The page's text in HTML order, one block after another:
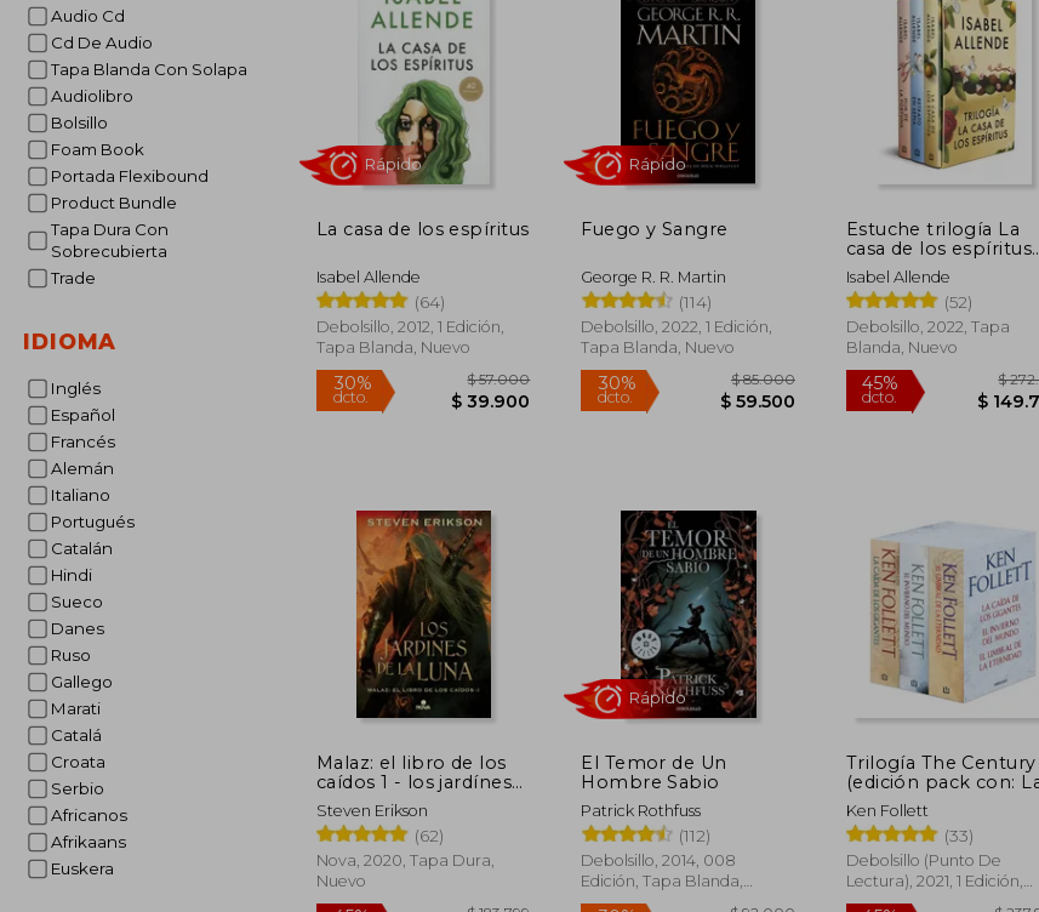
Audio Cd
Cd De Audio
Tapa Blanda Con Solapa
Audiolibro
Bolsillo
Foam Book
Portada Flexibound
Product Bundle
Tapa Dura Con
Sobrecubierta
Trade
IDIOMA
Inglés
Español
Francés
Alemán
Italiano
Portugués
Catalán
Hindi
Sueco
Danes
Ruso
Gallego
Marati
Catalá
Croata
Serbio
Africanos
Afrikaans
Euskera
La casa de los espíritus
Isabel Allende
(64)
Debolsillo, 2012, 1 Edición,
Tapa Blanda, Nuevo
Rápido Fuego y Sangre
George R. R. Martin
(114)
Debolsillo, 2022, 1 Edición,
Tapa Blanda, Nuevo
Rápido
Estuche trilogía La
casa de los espíritus
(contiene La casa de
los espíritus | Hija de
fortuna | Retrato en
sepia)
Isabel Allende
(52)
Debolsillo, 2022, Tapa
Blanda, Nuevo
Malaz: el libro de los
caídos 1 - los jardínes
de la luna
Steven Erikson
(62)
Nova, 2020, Tapa Dura,
Nuevo
El Temor de Un
Hombre Sabio
Patrick Rothfuss
(112)
Debolsillo, 2014, 008
Edición, Tapa Blanda,
Nuevo
Rápido
Trilogía The Century
(edición pack con:
caída de los gigantes
El invierno del
| El umbral de la
eternidad)
Ken Follett
(33)
Debolsillo (Punto De
Lectura), 2021, 1 Edición,
Tapa Blanda, Nuevo